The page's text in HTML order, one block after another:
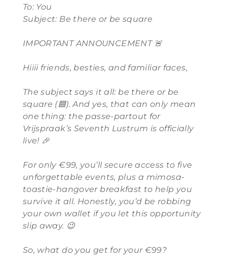
To: You
Subject: Be there or be square
IMPORTANT ANNOUNCEMENT 🚨
Hiiii friends, besties, and familiar faces,
The subject says it all: be there or be
square (🟦). And yes, that can only mean
one thing: the passe-partout for
Vrijspraak’s Seventh Lustrum is officially
live! 🎉
For only €99, you’ll secure access to five
unforgettable events, plus a mimosa-
toastie-hangover breakfast to help you
survive it all. Honestly, you’d be robbing
your own wallet if you let this opportunity
slip away. 😉
So, what do you get for your €99?